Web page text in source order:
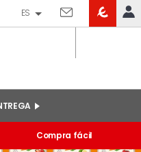
tienda y online
ES
Compra fácil